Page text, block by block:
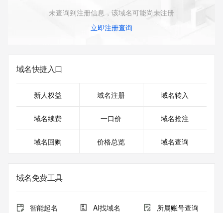
未查询到注册信息，该域名可能尚未注册
立即注册查询
域名快捷入口
新人权益 域名注册 域名转入
域名续费 一口价 域名抢注
域名回购 价格总览 域名查询
域名免费工具
智能起名 AI找域名 所属账号查询